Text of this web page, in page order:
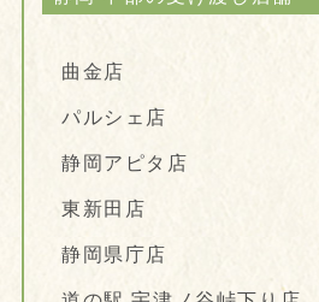
曲金店
パルシェ店
静岡アピタ店
東新田店
静岡県庁店